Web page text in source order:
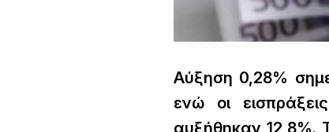
Αύξηση 0,28%
ενώ οι